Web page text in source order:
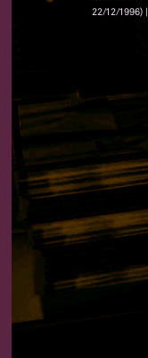
22/12/1996) |